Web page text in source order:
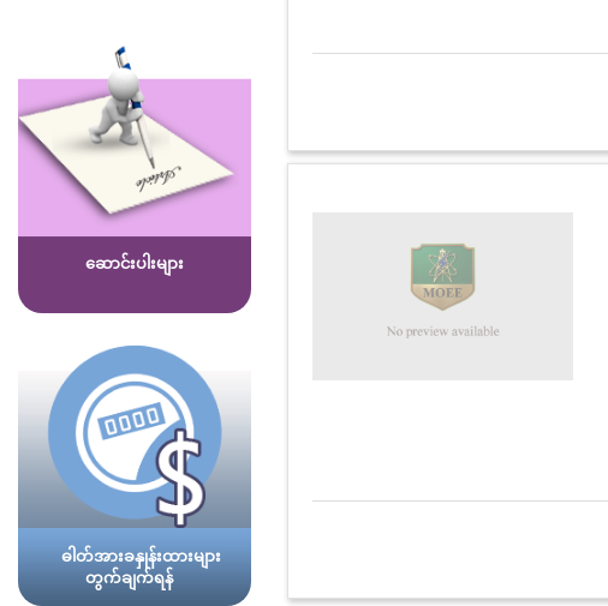
ဆောင်းပါးများ
ဓါတ်အားခနှုန်းထားများ
တွက်ချက်ရန်